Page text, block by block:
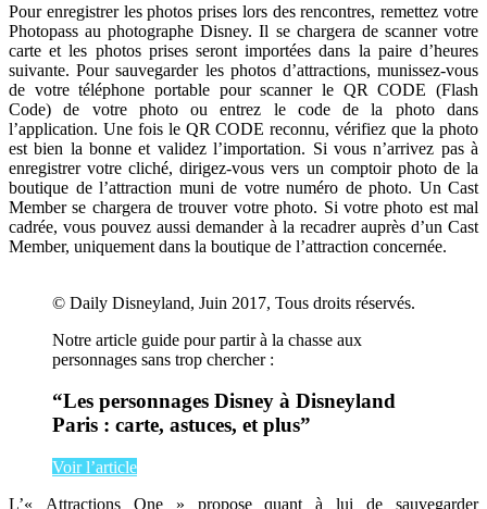
Pour enregistrer les photos prises lors des rencontres, remettez votre
Photopass au photographe Disney. Il se chargera de scanner votre
carte et les photos prises seront importées dans la paire d’heures
suivante. Pour sauvegarder les photos d’attractions, munissez-vous
de votre téléphone portable pour scanner le QR CODE (Flash
Code) de votre photo ou entrez le code de la photo dans
l’application. Une fois le QR CODE reconnu, vérifiez que la photo
est bien la bonne et validez l’importation. Si vous n’arrivez pas à
enregistrer votre cliché, dirigez-vous vers un comptoir photo de la
boutique de l’attraction muni de votre numéro de photo. Un Cast
Member se chargera de trouver votre photo. Si votre photo est mal
cadrée, vous pouvez aussi demander à la recadrer auprès d’un Cast
Member, uniquement dans la boutique de l’attraction concernée.
© Daily Disneyland, Juin 2017, Tous droits réservés.
Notre article guide pour partir à la chasse aux
personnages sans trop chercher :
“Les personnages Disney à Disneyland
Paris : carte, astuces, et plus”
Voir l’article
L’« Attractions One » propose quant à lui de sauvegarder